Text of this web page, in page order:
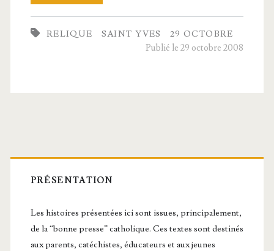
la­
tion
RELIQUE SAINT YVES
29 OCTOBRE
Publié le 29 octobre 2008
Barre
latérale
principale
PRÉSENTATION
Les histoires présentées ici sont issues, principalement,
de la “bonne presse” catholique. Ces textes sont destinés
aux parents, catéchistes, éducateurs et aux jeunes